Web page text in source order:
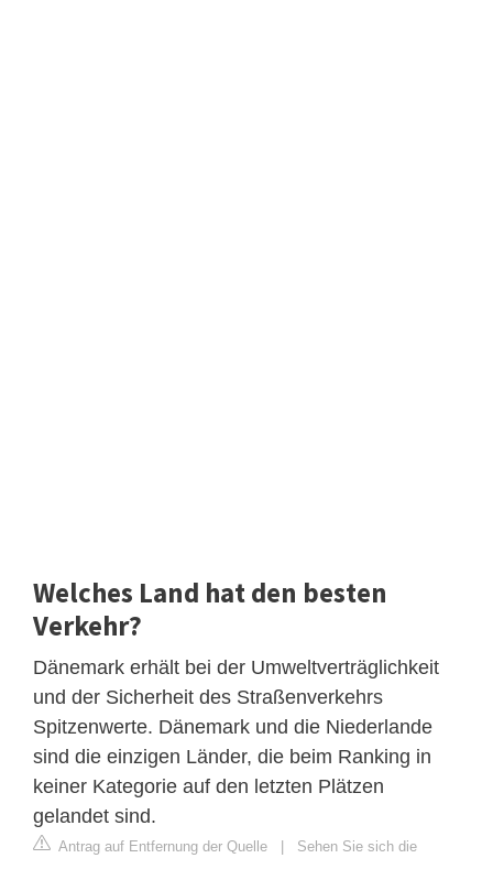
Welches Land hat den besten
Verkehr?
Dänemark erhält bei der Umweltverträglichkeit
und der Sicherheit des Straßenverkehrs
Spitzenwerte. Dänemark und die Niederlande
sind die einzigen Länder, die beim Ranking in
keiner Kategorie auf den letzten Plätzen
gelandet sind.
Antrag auf Entfernung der Quelle | Sehen Sie sich die